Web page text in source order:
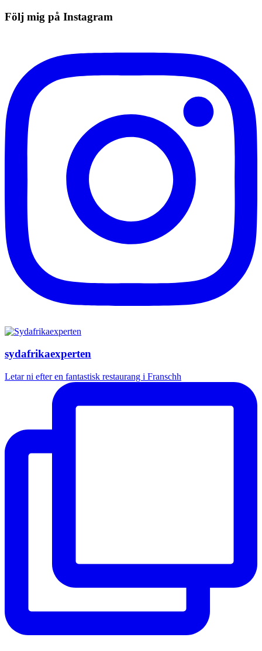
Följ mig på Instagram
sydafrikaexperten
Letar ni efter en fantastisk restaurang i Franschh